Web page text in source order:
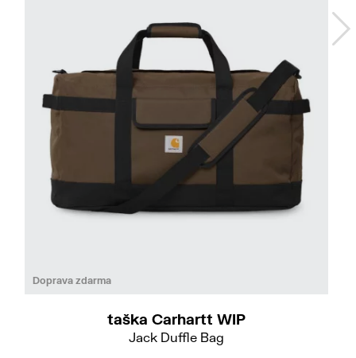
Doprava zdarma
taška Carhartt WIP
Jack Duffle Bag